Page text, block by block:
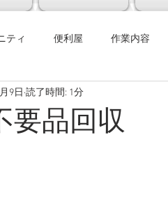
ティ 便利屋 作業内容
要品回収
9日 読了時間: 1分